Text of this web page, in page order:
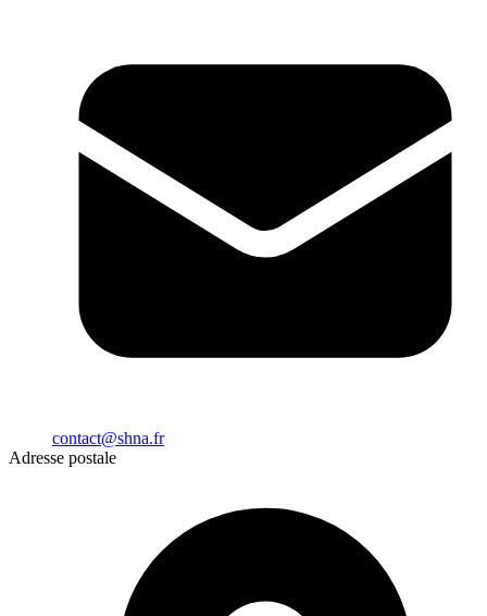
contact@shna.fr
Adresse postale